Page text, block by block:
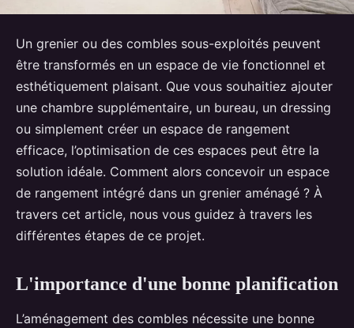
Un grenier ou des combles sous-exploités peuvent
être transformés en un espace de vie fonctionnel et
esthétiquement plaisant. Que vous souhaitiez ajouter
une chambre supplémentaire, un bureau, un dressing
ou simplement créer un espace de rangement
efficace, l’optimisation de ces espaces peut être la
solution idéale. Comment alors concevoir un espace
de rangement intégré dans un grenier aménagé ? À
travers cet article, nous vous guidez à travers les
différentes étapes de ce projet.
L'importance d'une bonne planification
L’aménagement des combles nécessite une bonne